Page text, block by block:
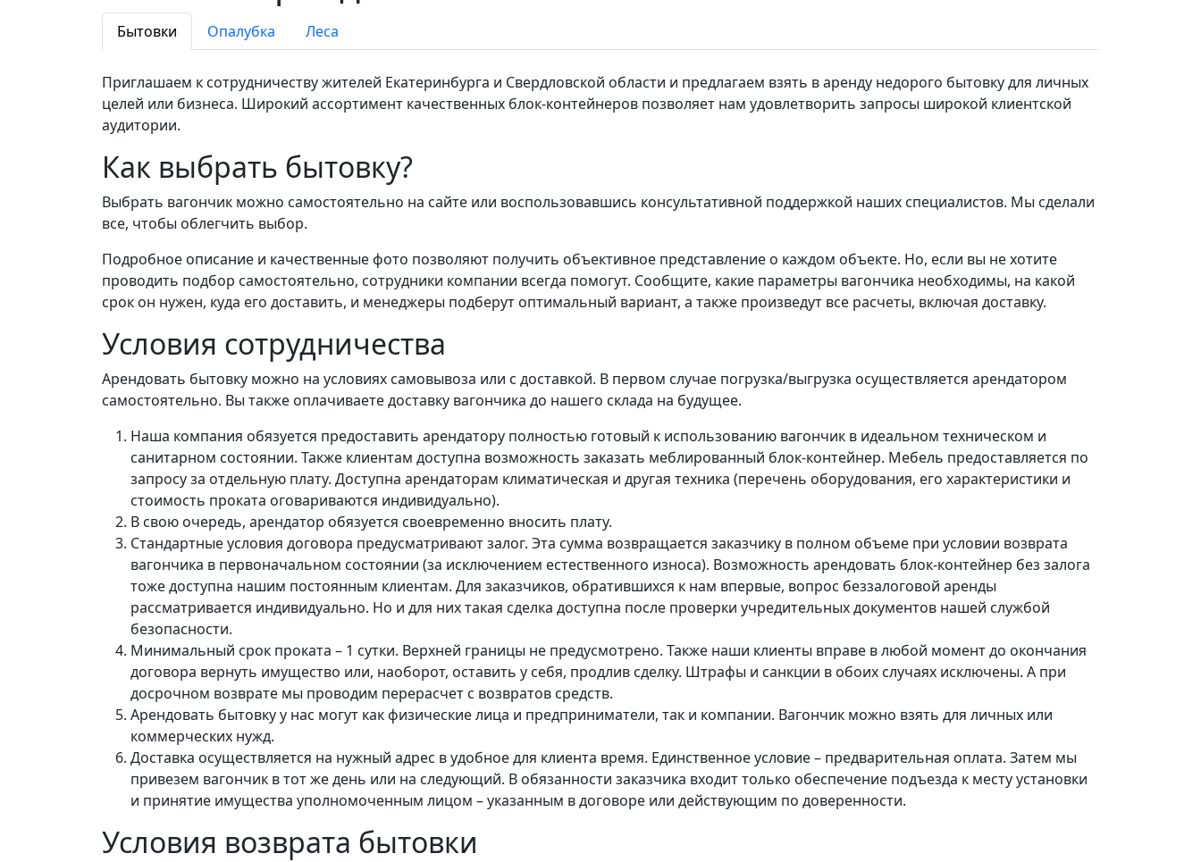
Бытовки Опалубка Леса
Приглашаем к сотрудничеству жителей Екатеринбурга и Свердловской области и предлагаем взять в аренду недорого бытовку для личных
целей или бизнеса. Широкий ассортимент качественных блок-контейнеров позволяет нам удовлетворить запросы широкой клиентской
аудитории.
Как выбрать бытовку?
Выбрать вагончик можно самостоятельно на сайте или воспользовавшись консультативной поддержкой наших специалистов. Мы сделали
все, чтобы облегчить выбор.
Подробное описание и качественные фото позволяют получить объективное представление о каждом объекте. Но, если вы не хотите
проводить подбор самостоятельно, сотрудники компании всегда помогут. Сообщите, какие параметры вагончика необходимы, на какой
срок он нужен, куда его доставить, и менеджеры подберут оптимальный вариант, а также произведут все расчеты, включая доставку.
Условия сотрудничества
Арендовать бытовку можно на условиях самовывоза или с доставкой. В первом случае погрузка/выгрузка осуществляется арендатором
самостоятельно. Вы также оплачиваете доставку вагончика до нашего склада на будущее.
Наша компания обязуется предоставить арендатору полностью готовый к использованию вагончик в идеальном техническом и
санитарном состоянии. Также клиентам доступна возможность заказать меблированный блок-контейнер. Мебель предоставляется по
запросу за отдельную плату. Доступна арендаторам климатическая и другая техника (перечень оборудования, его характеристики и
стоимость проката оговариваются индивидуально).
В свою очередь, арендатор обязуется своевременно вносить плату.
Стандартные условия договора предусматривают залог. Эта сумма возвращается заказчику в полном объеме при условии возврата
вагончика в первоначальном состоянии (за исключением естественного износа). Возможность арендовать блок-контейнер без залога
тоже доступна нашим постоянным клиентам. Для заказчиков, обратившихся к нам впервые, вопрос беззалоговой аренды
рассматривается индивидуально. Но и для них такая сделка доступна после проверки учредительных документов нашей службой
безопасности.
Минимальный срок проката – 1 сутки. Верхней границы не предусмотрено. Также наши клиенты вправе в любой момент до окончания
договора вернуть имущество или, наоборот, оставить у себя, продлив сделку. Штрафы и санкции в обоих случаях исключены. А при
досрочном возврате мы проводим перерасчет с возвратов средств.
Арендовать бытовку у нас могут как физические лица и предприниматели, так и компании. Вагончик можно взять для личных или
коммерческих нужд.
Доставка осуществляется на нужный адрес в удобное для клиента время. Единственное условие – предварительная оплата. Затем мы
привезем вагончик в тот же день или на следующий. В обязанности заказчика входит только обеспечение подъезда к месту установки
и принятие имущества уполномоченным лицом – указанным в договоре или действующим по доверенности.
Условия возврата бытовки